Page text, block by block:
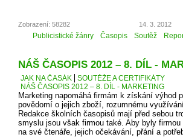
Zobrazení: 58282 14. 3. 2012
Publicistické žánry Časopis Soutěž
NÁŠ ČASOPIS 2012 – 8. DÍL -
JAK NA ČASÁK
SOUTĚŽE A CERTIFIKÁTY
NÁŠ ČASOPIS 2012 – 8. DÍL - MARKETING
Marketing napomáhá firmám k získání výhod
povědomí o jejich zboží, rozumnému
Redakce školních časopisů mají před sebou
smyslu jsou však firmou také. Aby byly
na své čtenáře, jejich očekávání, přání a